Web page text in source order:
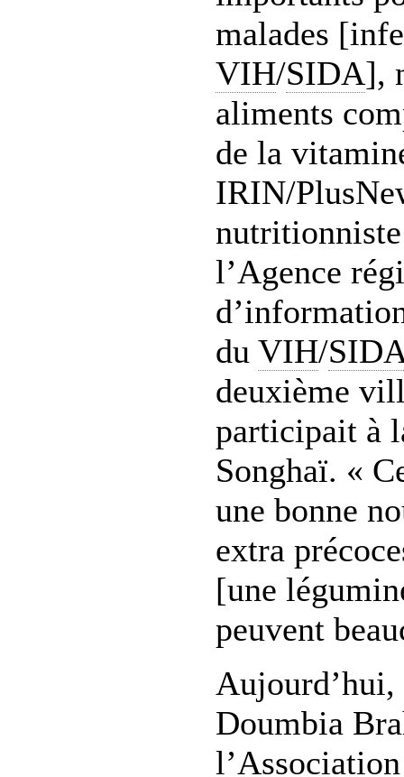
malades
VIH/SIDA],
aliments
de la
IRIN/
l’Agence
du VIH/
deuxième
participait à
Songhaï. «
une bonne
extra
[une
peuvent
Aujourd’hui,
Doumbia